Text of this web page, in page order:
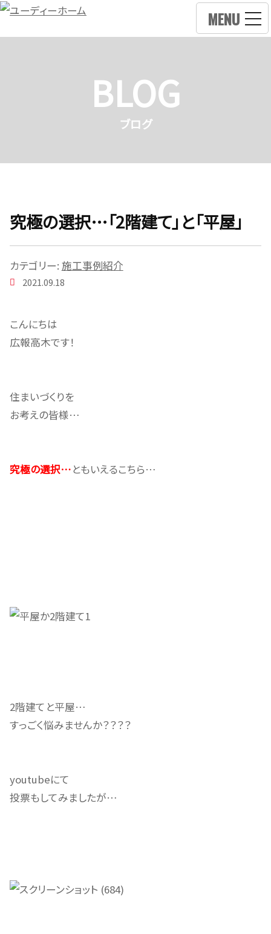
MENU
BLOG
ブログ
究極の選択…「2階建て」と「平屋」
カテゴリー: 施工事例紹介
2021.09.18
こんにちは
広報高木です！
住まいづくりを
お考えの皆様…
究極の選択…ともいえるこちら…
2階建てと平屋…
すっごく悩みませんか？？？？
youtubeにて
投票もしてみましたが…